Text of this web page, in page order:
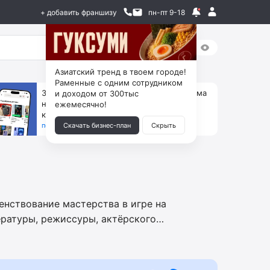
+ добавить франшизу пн-пт 9-18
За 90 тыс. открой магазин на Авито, дома
ни коробок, ни товара, ни склада, зато
каждый месяц +125 тыс. чистыми
получить бизнес-план ↓
мастерства в игре на
режиссуры, актёрского
кулинарную студию, арт-академию,
в запуске и ведении бизнеса,
к списку поставщиков мебели,
Азиатский тренд в твоем городе!
Раменные с одним сотрудником
и доходом от 300тыс
ежемесячно!
Скачать бизнес-план Скрыть